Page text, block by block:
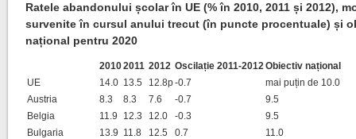
Ratele abandonului școlar în UE (% în 2010, 2011 și 2012),
survenite în cursul anului trecut (în puncte procentuale) și
național pentru 2020
20102011 2012 Oscilație 2011-2012Obiectiv național
UE
14.0 13.5 12.8p-0.7
mai puțin de 10.0
Austria
8.3 8.3 7.6 -0.7
9.5
Belgia
11.9 12.3 12.0 -0.3
9.5
Bulgaria
13.9 11.8 12.5 0.7
11.0